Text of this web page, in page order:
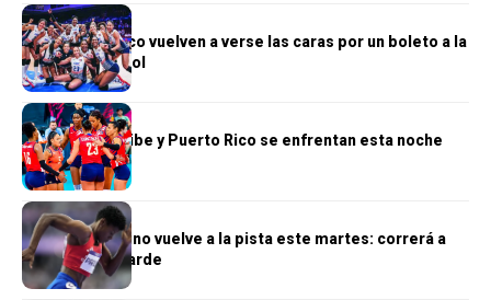
DEPORTES
RD y Puerto Rico vuelven a verse las caras por un boleto a la
final del voleibol
DEPORTES
Reinas del Caribe y Puerto Rico se enfrentan esta noche
DEPORTES
Marileidy Paulino vuelve a la pista este martes: correrá a
las 6:30 de la tarde